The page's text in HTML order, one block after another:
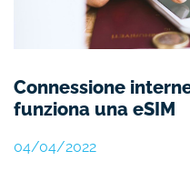
Connessione
funziona una eSIM
04/04/2022